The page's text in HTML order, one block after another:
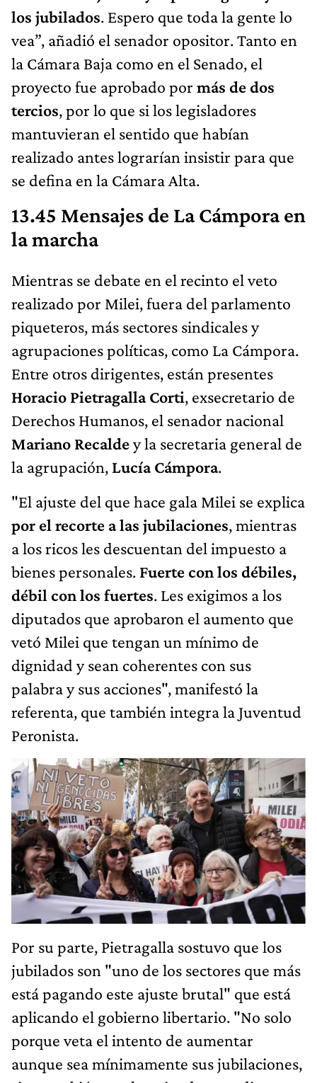
los jubilados. Espero que toda la gente lo
vea”, añadió el senador opositor. Tanto en
la Cámara Baja como en el Senado, el
proyecto fue aprobado por más de dos
tercios, por lo que si los legisladores
mantuvieran el sentido que habían
realizado antes lograrían insistir para que
se defina en la Cámara Alta.
13.45 Mensajes de La Cámpora en
la marcha
Mientras se debate en el recinto el veto
realizado por Milei, fuera del parlamento
piqueteros, más sectores sindicales y
agrupaciones políticas, como La Cámpora.
Entre otros dirigentes, están presentes
Horacio Pietragalla Corti, exsecretario de
Derechos Humanos, el senador nacional
Mariano Recaldey la secretaria general de
la agrupación, Lucía Cámpora.
"El ajuste del que hace gala Milei se explica
por el recorte a las jubilaciones, mientras
a los ricos les descuentan del impuesto a
bienes personales. Fuerte con los débiles,
débil con los fuertes. Les exigimos a los
diputados que aprobaron el aumento que
vetó Milei que tengan un mínimo de
dignidad y sean coherentes con sus
palabra y sus acciones", manifestó la
referenta, que también integra la Juventud
Peronista.
Por su parte, Pietragalla sostuvo que los
jubilados son "uno de los sectores que más
está pagando este ajuste brutal" que está
aplicando el gobierno libertario. "No solo
porque veta el intento de aumentar
aunque sea mínimamente sus jubilaciones,